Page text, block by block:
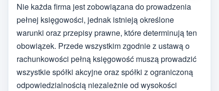
Nie każda firma jest zobowiązana do prowadzenia
pełnej księgowości, jednak istnieją określone
warunki oraz przepisy prawne, które determinują ten
obowiązek. Przede wszystkim zgodnie z ustawą o
rachunkowości pełną księgowość muszą prowadzić
wszystkie spółki akcyjne oraz spółki z ograniczoną
odpowiedzialnością niezależnie od wysokości